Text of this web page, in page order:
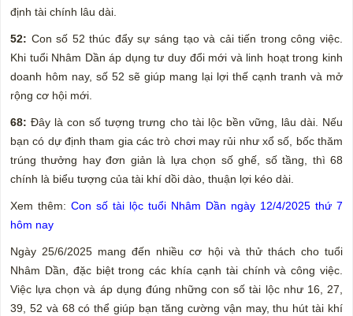
định tài chính lâu dài.
52: Con số 52 thúc đẩy sự sáng tạo và cải tiến trong công việc.
Khi tuổi Nhâm Dần áp dụng tư duy đổi mới và linh hoạt trong kinh
doanh hôm nay, số 52 sẽ giúp mang lại lợi thế cạnh tranh và mở
rộng cơ hội mới.
68: Đây là con số tượng trưng cho tài lộc bền vững, lâu dài. Nếu
bạn có dự định tham gia các trò chơi may rủi như xổ số, bốc thăm
trúng thưởng hay đơn giản là lựa chọn số ghế, số tầng, thì 68
chính là biểu tượng của tài khí dồi dào, thuận lợi kéo dài.
Xem thêm: Con số tài lộc tuổi Nhâm Dần ngày 12/4/2025 thứ 7
hôm nay
Ngày 25/6/2025 mang đến nhiều cơ hội và thử thách cho tuổi
Nhâm Dần, đặc biệt trong các khía cạnh tài chính và công việc.
Việc lựa chọn và áp dụng đúng những con số tài lộc như 16, 27,
39, 52 và 68 có thể giúp bạn tăng cường vận may, thu hút tài khí